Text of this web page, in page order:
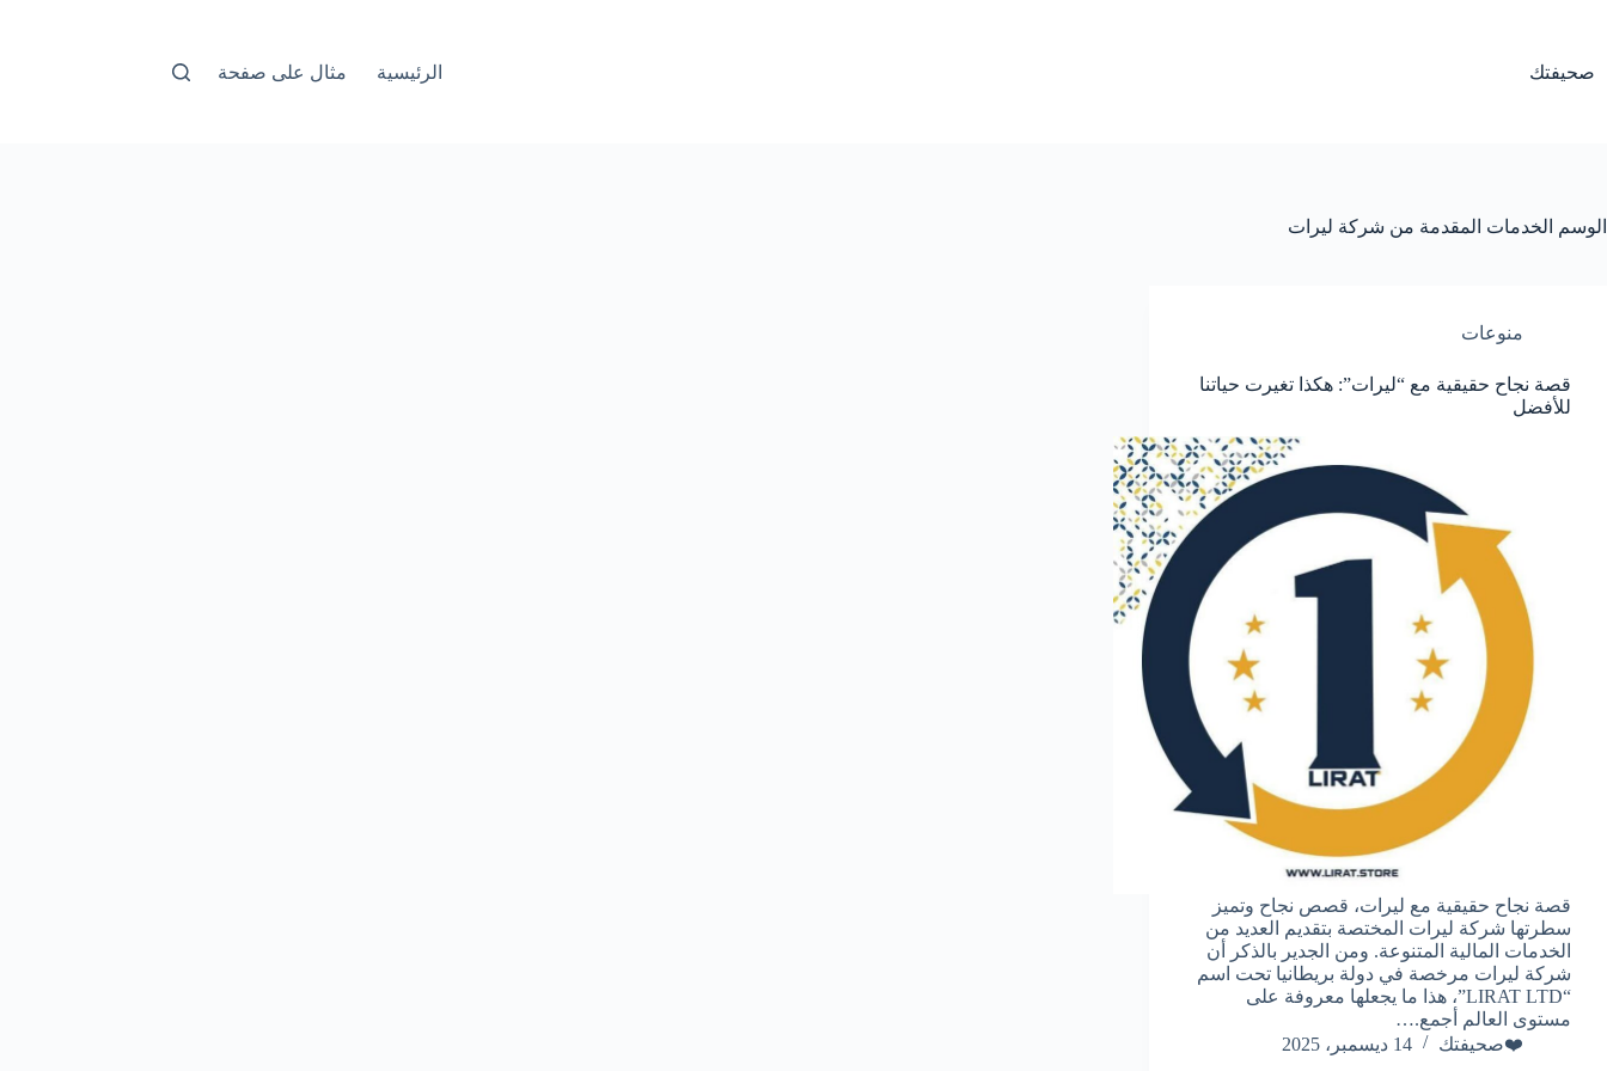
صحيفتك الرئيسية مثال على صفحة
الوسم الخدمات المقدمة من شركة ليرات
منوعات
قصة نجاح حقيقية مع “ليرات”: هكذا تغيرت حياتنا
للأفضل
قصة نجاح حقيقية مع ليرات، قصص نجاح وتميز
سطرتها شركة ليرات المختصة بتقديم العديد من
الخدمات المالية المتنوعة. ومن الجدير بالذكر أن
شركة ليرات مرخصة في دولة بريطانيا تحت اسم
“LIRAT LTD”، هذا ما يجعلها معروفة على
مستوى العالم أجمع.…
❤️صحيفتك
14 ديسمبر، 2025